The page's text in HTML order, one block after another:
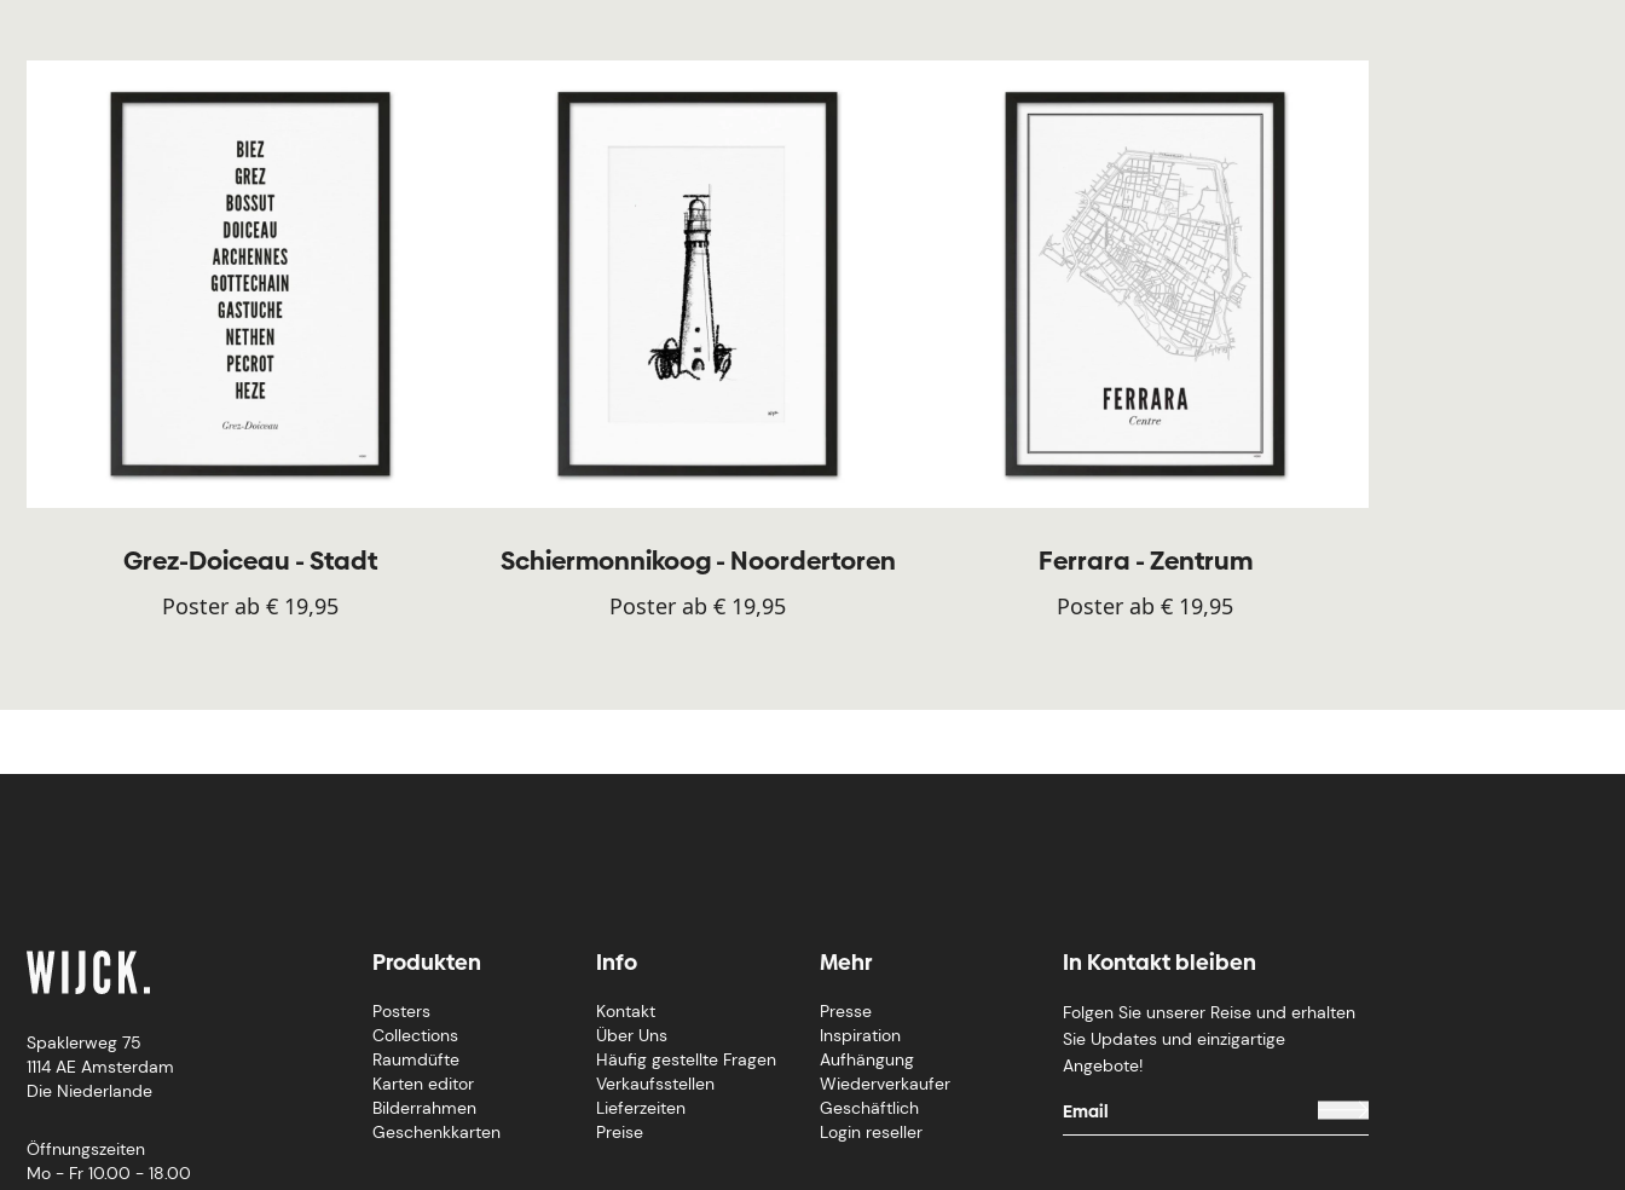
Grez-Doiceau - Stadt
Poster ab € 19,95
Schiermonnikoog - Noordertoren
Poster ab € 19,95
Ferrara - Zentrum
Poster ab € 19,95
Spaklerweg 75
1114 AE Amsterdam
Die Niederlande
Öffnungszeiten
Mo - Fr 10.00 - 18.00
Produkten
Posters
Collections
Raumdüfte
Karten editor
Bilderrahmen
Geschenkkarten
Info
Kontakt
Über Uns
Häufig gestellte Fragen
Verkaufsstellen
Lieferzeiten
Preise
Mehr
Presse
Inspiration
Aufhängung
Wiederverkaufer
Geschäftlich
Login reseller
In Kontakt bleiben
Folgen Sie unserer Reise und erhalten
Sie Updates und einzigartige
Angebote!